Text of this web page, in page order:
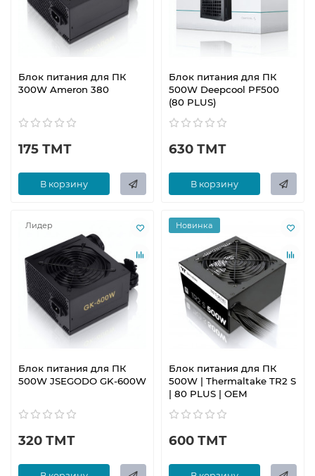
Блок питания для ПК
300W Ameron 380
175 ТМТ
В корзину
Блок питания для ПК
500W Deepcool PF500
(80 PLUS)
630 ТМТ
В корзину
Лидер
Блок питания для ПК
500W JSEGODO GK-600W
320 ТМТ
Новинка
Блок питания для ПК
500W | Thermaltake TR2 S
| 80 PLUS | OEM
600 ТМТ